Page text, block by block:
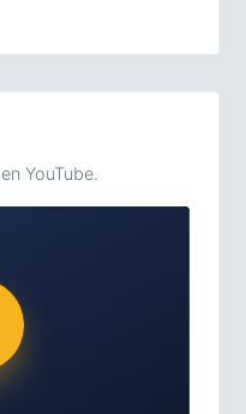
YouTube.